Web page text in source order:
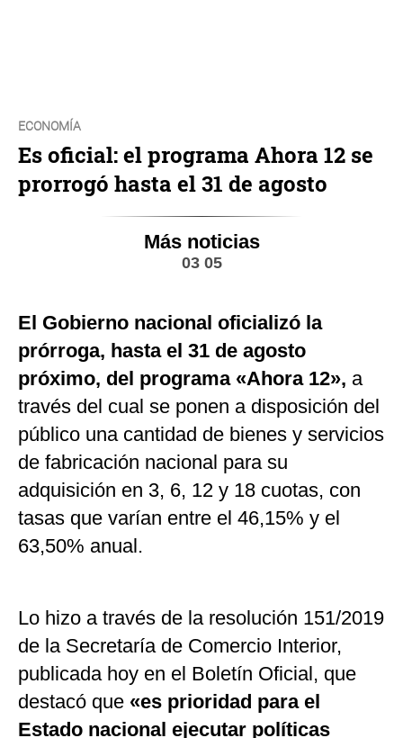
ECONOMÍA
Es oficial: el programa Ahora 12 se
prorrogó hasta el 31 de agosto
Más noticias
03 05
El Gobierno nacional oficializó la
prórroga, hasta el 31 de agosto
próximo, del programa «Ahora 12», a
través del cual se ponen a disposición del
público una cantidad de bienes y servicios
de fabricación nacional para su
adquisición en 3, 6, 12 y 18 cuotas, con
tasas que varían entre el 46,15% y el
63,50% anual.
Lo hizo a través de la resolución 151/2019
de la Secretaría de Comercio Interior,
publicada hoy en el Boletín Oficial, que
destacó que «es prioridad para el
Estado nacional ejecutar políticas